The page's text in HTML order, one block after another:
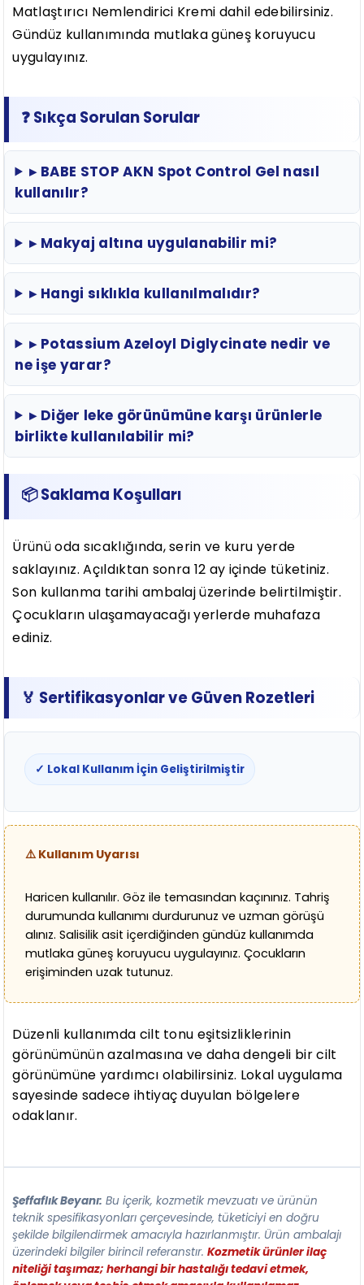
Matlaştırıcı Nemlendirici Kremi dahil edebilirsiniz.
Gündüz kullanımında mutlaka güneş koruyucu
uygulayınız.
❓ Sıkça Sorulan Sorular
▸ BABE STOP AKN Spot Control Gel nasıl
kullanılır?
▸ Makyaj altına uygulanabilir mi?
▸ Hangi sıklıkla kullanılmalıdır?
▸ Potassium Azeloyl Diglycinate nedir ve
ne işe yarar?
▸ Diğer leke görünümüne karşı ürünlerle
birlikte kullanılabilir mi?
📦 Saklama Koşulları
Ürünü oda sıcaklığında, serin ve kuru yerde
saklayınız. Açıldıktan sonra 12 ay içinde tüketiniz.
Son kullanma tarihi ambalaj üzerinde belirtilmiştir.
Çocukların ulaşamayacağı yerlerde muhafaza
ediniz.
🏅 Sertifikasyonlar ve Güven Rozetleri
✓ Lokal Kullanım İçin Geliştirilmiştir
⚠️ Kullanım Uyarısı
Haricen kullanılır. Göz ile temasından kaçınınız. Tahriş
durumunda kullanımı durdurunuz ve uzman görüşü
alınız. Salisilik asit içerdiğinden gündüz kullanımda
mutlaka güneş koruyucu uygulayınız. Çocukların
erişiminden uzak tutunuz.
Düzenli kullanımda cilt tonu eşitsizliklerinin
görünümünün azalmasına ve daha dengeli bir cilt
görünümüne yardımcı olabilirsiniz. Lokal uygulama
sayesinde sadece ihtiyaç duyulan bölgelere
odaklanır.
Şeffaflık Beyanı: Bu içerik, kozmetik mevzuatı ve ürünün
teknik spesifikasyonları çerçevesinde, tüketiciyi en doğru
şekilde bilgilendirmek amacıyla hazırlanmıştır. Ürün ambalajı
üzerindeki bilgiler birincil referanstır.Kozmetik ürünler ilaç
niteliği taşımaz; herhangi bir hastalığı tedavi etmek,